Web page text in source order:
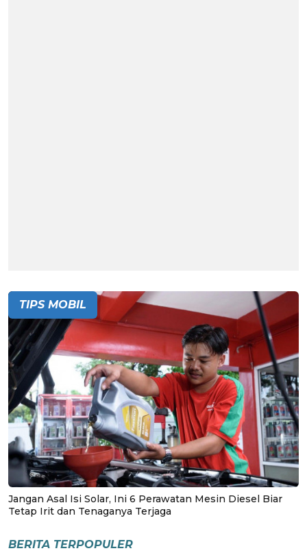
TIPS MOBIL
Jangan Asal Isi Solar, Ini 6 Perawatan Mesin Diesel Biar
Tetap Irit dan Tenaganya Terjaga
BERITA TERPOPULER